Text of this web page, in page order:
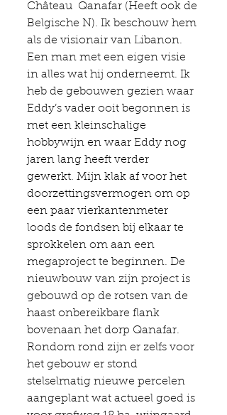
Château  Qanafar (Heeft ook de
Belgische N). Ik beschouw hem
als de visionair van Libanon.
Een man met een eigen visie
in alles wat hij onderneemt. Ik
heb de gebouwen gezien waar
Eddy’s vader ooit begonnen is
met een kleinschalige
hobbywijn en waar Eddy nog
jaren lang heeft verder
gewerkt. Mijn klak af voor het
doorzettingsvermogen om op
een paar vierkantenmeter
loods de fondsen bij elkaar te
sprokkelen om aan een
megaproject te beginnen. De
nieuwbouw van zijn project is
gebouwd op de rotsen van de
haast onbereikbare flank
bovenaan het dorp Qanafar.
Rondom rond zijn er zelfs voor
het gebouw er stond
stelselmatig nieuwe percelen
aangeplant wat actueel goed is